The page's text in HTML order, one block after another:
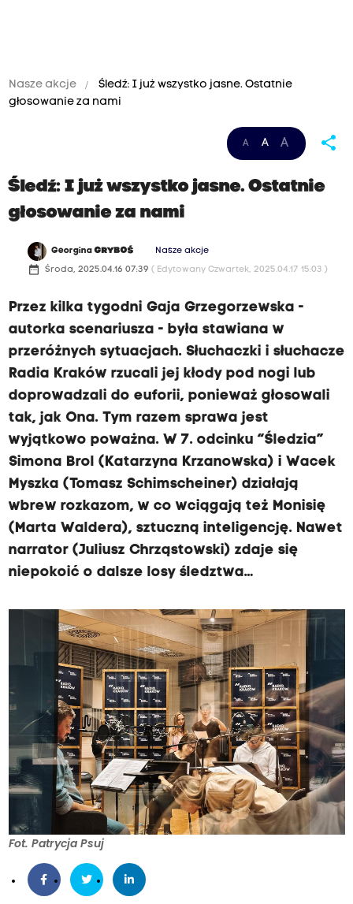
Nasze akcje
Śledź: I już wszystko jasne. Ostatnie
głosowanie za nami
A A A share
Śledź: I już wszystko jasne. Ostatnie
głosowanie za nami
GeorginaGRYBOŚ Nasze akcje
date_range Środa, 2025.04.16 07:39 ( Edytowany Czwartek, 2025.04.17 15:03 )
Przez kilka tygodni Gaja Grzegorzewska -
autorka scenariusza - była stawiana w
przeróżnych sytuacjach. Słuchaczki i słuchacze
Radia Kraków rzucali jej kłody pod nogi lub
doprowadzali do euforii, ponieważ głosowali
tak, jak Ona. Tym razem sprawa jest
wyjątkowo poważna. W 7. odcinku “Śledzia”
Simona Brol (Katarzyna Krzanowska) i Wacek
Myszka (Tomasz Schimscheiner) działają
wbrew rozkazom, w co wciągają też Monisię
(Marta Waldera), sztuczną inteligencję. Nawet
narrator (Juliusz Chrząstowski) zdaje się
niepokoić o dalsze losy śledztwa…
Fot. Patrycja Psuj